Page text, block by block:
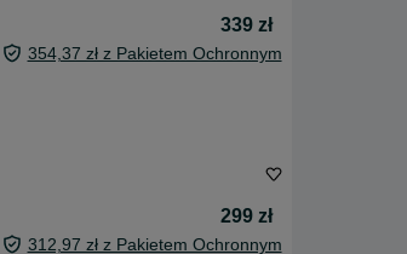
339 zł
354,37 zł z Pakietem Ochronnym
299 zł
312,97 zł z Pakietem Ochronnym